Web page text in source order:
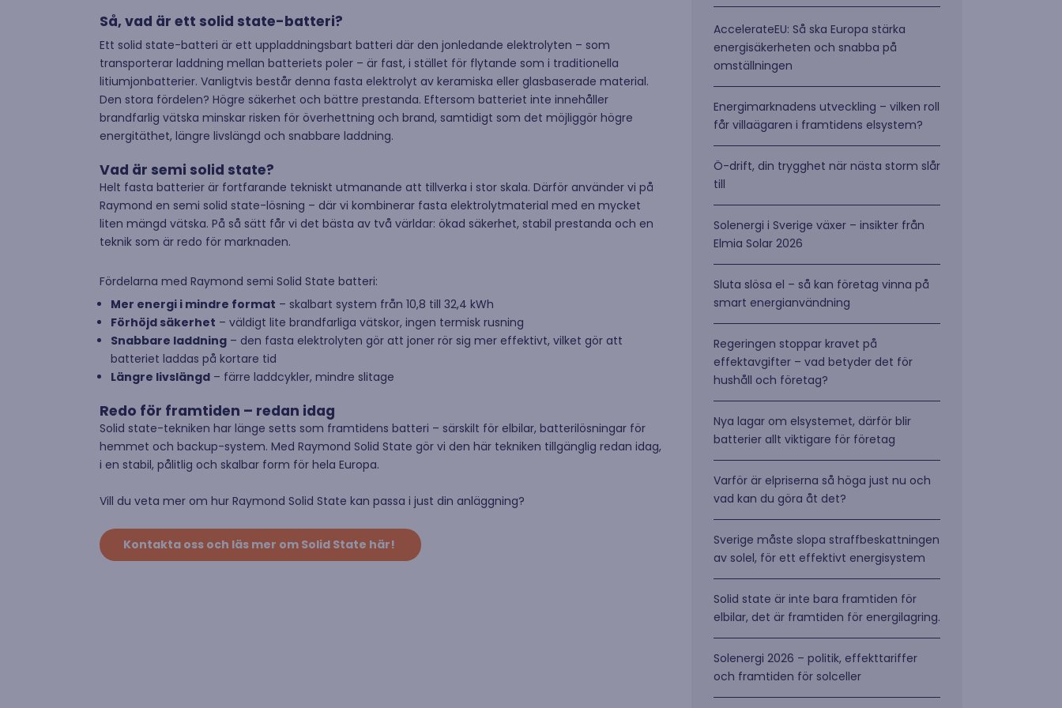
Sverige. Vi finns på plats på olika mässor
och event året om. Här finns alla
kommande.
tidigare webinar här.
Raymond Distribution – För
återförsäljare
Så, vad är ett solid state-batteri?
Ett solid state-batteri är ett uppladdningsbart batteri där den jonledande elektrolyten – som
transporterar laddning mellan batteriets poler – är fast, i stället för flytande som i traditionella
litiumjonbatterier. Vanligtvis består denna fasta elektrolyt av keramiska eller glasbaserade material.
Den stora fördelen? Högre säkerhet och bättre prestanda. Eftersom batteriet inte innehåller
brandfarlig vätska minskar risken för överhettning och brand, samtidigt som det möjliggör högre
energitäthet, längre livslängd och snabbare laddning.
Vad är semi solid state?
Helt fasta batterier är fortfarande tekniskt utmanande att tillverka i stor skala. Därför använder vi på
Raymond en semi solid state-lösning – där vi kombinerar fasta elektrolytmaterial med en mycket
liten mängd vätska. På så sätt får vi det bästa av två världar: ökad säkerhet, stabil prestanda och en
teknik som är redo för marknaden.
Fördelarna med Raymond semi Solid State batteri:
Mer energi i mindre format – skalbart system från 10,8 till 32,4 kWh
Förhöjd säkerhet – väldigt lite brandfarliga vätskor, ingen termisk rusning
Snabbare laddning – den fasta elektrolyten gör att joner rör sig mer effektivt, vilket gör att
batteriet laddas på kortare tid
Längre livslängd – färre laddcykler, mindre slitage
Redo för framtiden – redan idag
Solid state-tekniken har länge setts som framtidens batteri – särskilt för elbilar, batterilösningar för
hemmet och backup-system. Med Raymond Solid State gör vi den här tekniken tillgänglig redan idag,
i en stabil, pålitlig och skalbar form för hela Europa.
Vill du veta mer om hur Raymond Solid State kan passa i just din anläggning?
Kontakta oss och läs mer om Solid State här!
AccelerateEU: Så ska Europa stärka
energisäkerheten och snabba på
omställningen
Energimarknadens utveckling – vilken roll
får villaägaren i framtidens elsystem?
Ö-drift, din trygghet när nästa storm slår
till
Solenergi i Sverige växer – insikter från
Elmia Solar 2026
Sluta slösa el – så kan företag vinna på
smart energianvändning
Regeringen stoppar kravet på
effektavgifter – vad betyder det för
hushåll och företag?
Nya lagar om elsystemet, därför blir
batterier allt viktigare för företag
Varför är elpriserna så höga just nu och
vad kan du göra åt det?
Sverige måste slopa straffbeskattningen
av solel, för ett effektivt energisystem
Solid state är inte bara framtiden för
elbilar, det är framtiden för energilagring.
Solenergi 2026 – politik, effekttariffer
och framtiden för solceller